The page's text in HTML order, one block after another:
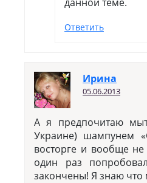
Ответить
Ирина
05.06.2013
А я предпочитаю
Украине) шампунем
восторге и вообще
один раз
закончены! Я знаю что